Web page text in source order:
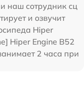
наш сотрудник сц
и озвучит
Hiper
Hiper Engine B52
2 часа при